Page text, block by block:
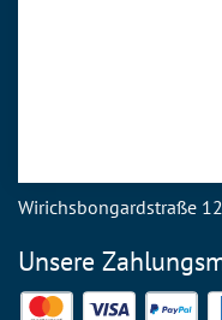
Wirichsbongardstraße
Unsere